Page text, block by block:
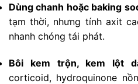
Dùng chanh hoặc baking
tạm thời, nhưng tính axit
nhanh chóng tái phát.
Bôi kem trộn, kem lột
corticoid, hydroquinone